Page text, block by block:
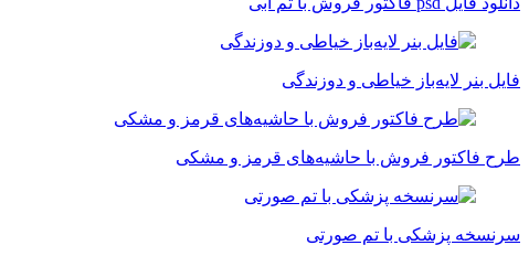
فایل بنر لایه‌باز خیاطی و دوزندگی
طرح فاکتور فروش با حاشیه‌های قرمز و مشکی
سرنسخه پزشکی با تم صورتی